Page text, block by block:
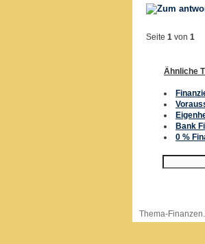
Seite 1 von 1
Ähnliche
Bank
0 %
Thema-